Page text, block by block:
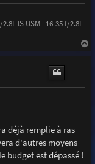
IS USM | 16-35 f/2.8L
déjà remplie à ras
d'autres moyens
budget est dépassé !